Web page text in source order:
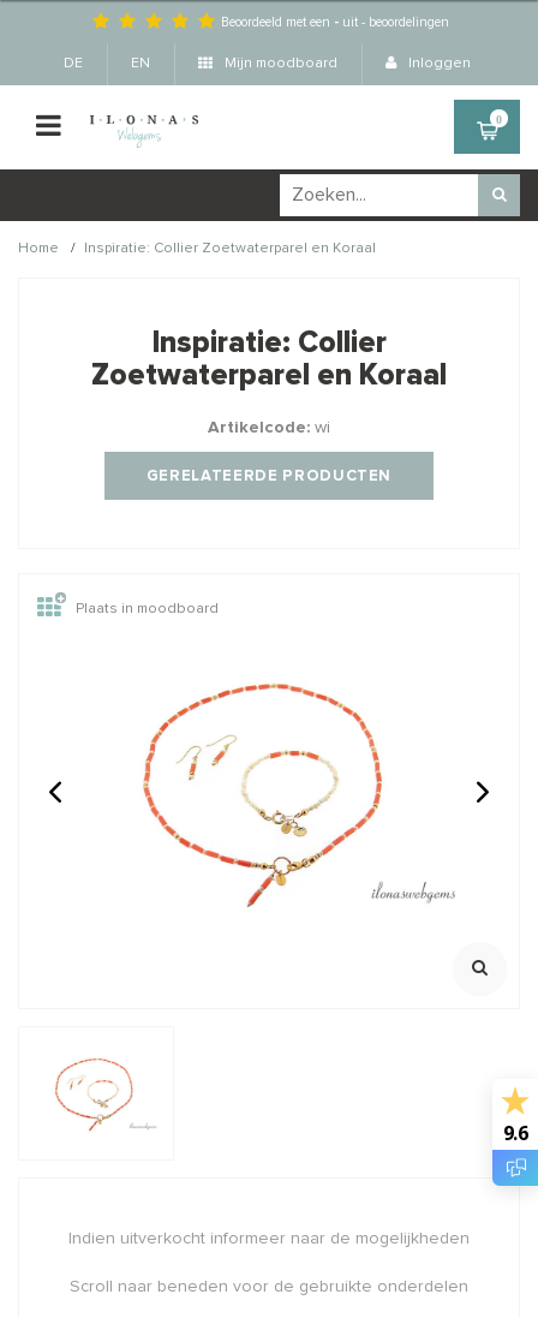
Beoordeeld met een - uit -beoordelingen
DE EN Mijn moodboard Inloggen
0
Home / Inspiratie: Collier Zoetwaterparel en Koraal
producten ook interessant
voor je?
filled draad norm.
0.8mm / 20GA
Klik voor staffelkorting
Hematiet oorhaakjes
rosé goudkleurig met
indien uitverkocht informeer
naar de mogelijkheden
Scrol naar beneden voor de
gerelateerde producten
€49,95 Incl. btw
€41,28
Inspiratie: Collier
Zoetwaterparel en Koraal
Artikelcode: wi
GERELATEERDE PRODUCTEN
Plaats in moodboard
Indien uitverkocht informeer naar de mogelijkheden
Scroll naar beneden voor de gebruikte onderdelen
9.6